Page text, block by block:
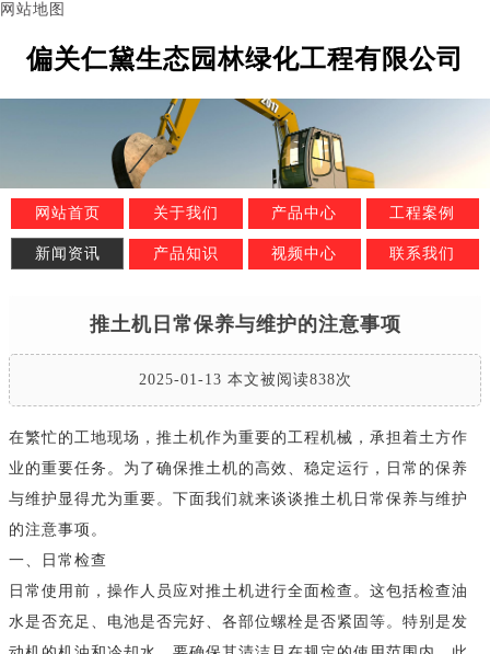
网站地图
偏关仁黛生态园林绿化工程有限公司
网站首页 关于我们 产品中心 工程案例
新闻资讯 产品知识 视频中心 联系我们
推土机日常保养与维护的注意事项
2025-01-13 本文被阅读838次
在繁忙的工地现场，推土机作为重要的工程机械，承担着土方作
业的重要任务。为了确保推土机的高效、稳定运行，日常的保养
与维护显得尤为重要。下面我们就来谈谈推土机日常保养与维护
的注意事项。
一、日常检查
日常使用前，操作人员应对推土机进行全面检查。这包括检查油
水是否充足、电池是否完好、各部位螺栓是否紧固等。特别是发